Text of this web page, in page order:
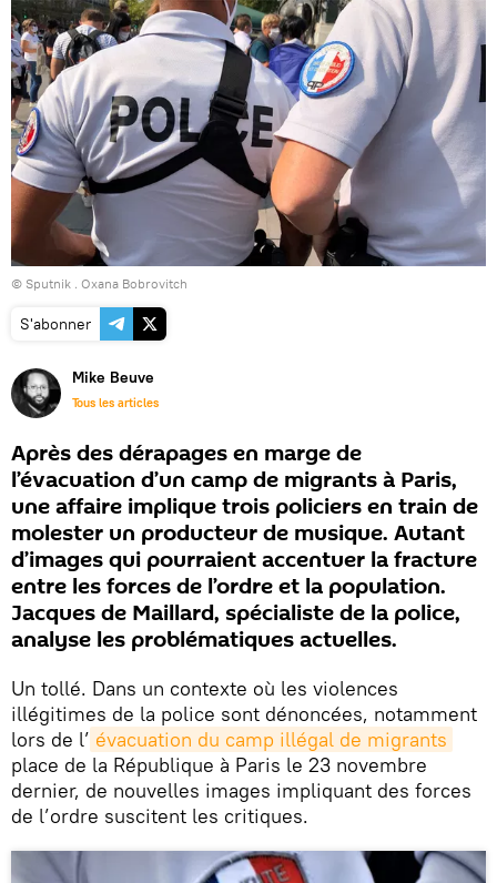
© Sputnik . Oxana Bobrovitch
S'abonner
Mike Beuve
Tous les articles
Après des dérapages en marge de
l’évacuation d’un camp de migrants à Paris,
une affaire implique trois policiers en train de
molester un producteur de musique. Autant
d’images qui pourraient accentuer la fracture
entre les forces de l’ordre et la population.
Jacques de Maillard, spécialiste de la police,
analyse les problématiques actuelles.
Un tollé. Dans un contexte où les violences
illégitimes de la police sont dénoncées, notamment
lors de l’ évacuation du camp illégal de migrants
place de la République à Paris le 23 novembre
dernier, de nouvelles images impliquant des forces
de l’ordre suscitent les critiques.